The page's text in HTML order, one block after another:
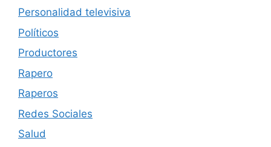
Personalidad televisiva
Políticos
Productores
Rapero
Raperos
Redes Sociales
Salud